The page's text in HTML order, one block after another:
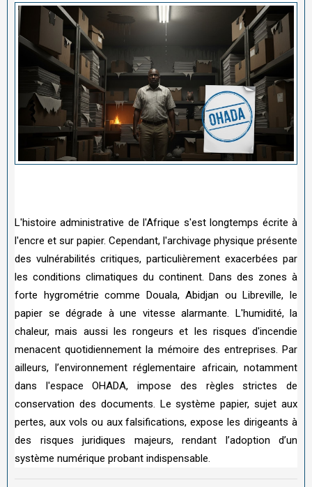
L'histoire administrative de l'Afrique s'est longtemps écrite à
l'encre et sur papier. Cependant, l'archivage physique présente
des vulnérabilités critiques, particulièrement exacerbées par
les conditions climatiques du continent. Dans des zones à
forte hygrométrie comme Douala, Abidjan ou Libreville, le
papier se dégrade à une vitesse alarmante. L'humidité, la
chaleur, mais aussi les rongeurs et les risques d'incendie
menacent quotidiennement la mémoire des entreprises. Par
ailleurs, l’environnement réglementaire africain, notamment
dans l'espace OHADA, impose des règles strictes de
conservation des documents. Le système papier, sujet aux
pertes, aux vols ou aux falsifications, expose les dirigeants à
des risques juridiques majeurs, rendant l’adoption d’un
système numérique probant indispensable.